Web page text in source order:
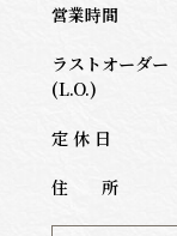
営業時間
ラストオーダー
(L.O.)
定 休 日
住 所